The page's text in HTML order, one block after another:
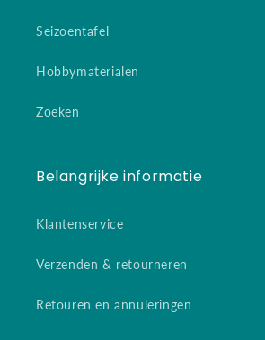
Seizoentafel
Hobbymaterialen
Zoeken
Belangrijke informatie
Klantenservice
Verzenden & retourneren
Retouren en annuleringen